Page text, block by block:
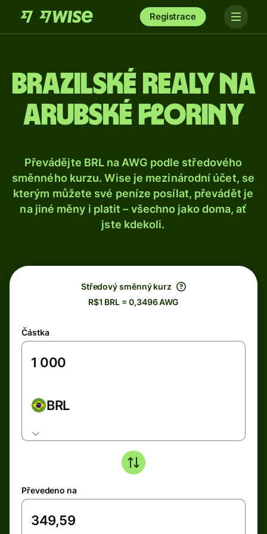
Registrace
Brazilské realy na
arubské floriny
Převádějte BRL na AWG podle středového
směnného kurzu. Wise je mezinárodní účet, se
kterým můžete své peníze posílat, převádět je
na jiné měny i platit – všechno jako doma, ať
jste kdekoli.
Středový směnný kurz
R$1 BRL = 0,3496 AWG
Částka
BRL
Převedeno na